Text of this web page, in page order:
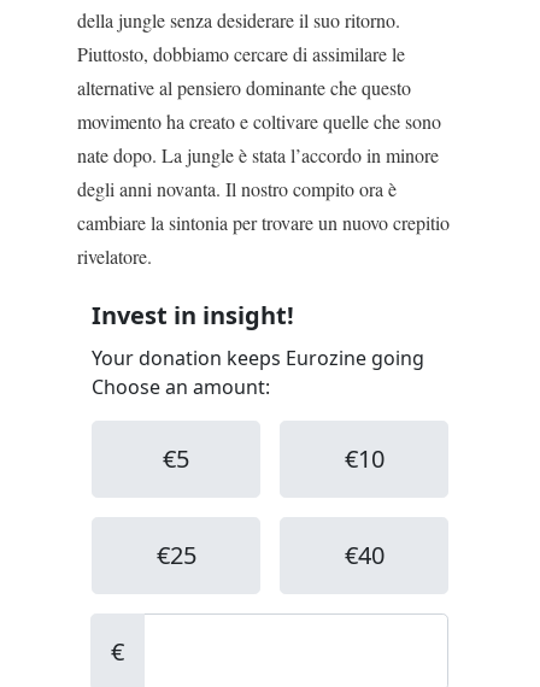
della jun­gle senza desiderare il suo ritorno.
Piuttosto, dobbia­mo cercare di assimilare le
alternative al pensiero dominante che questo
movimento ha creato e colti­vare quelle che sono
nate dopo. La jungle è stata l’accordo in minore
degli anni novanta. Il nostro compi­to ora è
cambiare la sintonia per trovare un nuovo crepitio
rivelatore.